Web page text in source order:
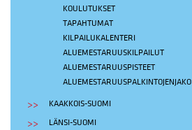
KOULUTUKSET
TAPAHTUMAT
KILPAILUKALENTERI
ALUEMESTARUUSKILPAILUT
ALUEMESTARUUSPISTEET
ALUEMESTARUUSPALKINTOJENJAKO
KAAKKOIS-SUOMI
LÄNSI-SUOMI